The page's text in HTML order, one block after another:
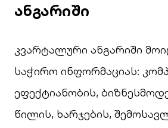
ანგარიში
კვარტალური ანგარიში
საჭირო ინფორმაციას:
ეფექტიანობის,
წილის, ხარჯების,